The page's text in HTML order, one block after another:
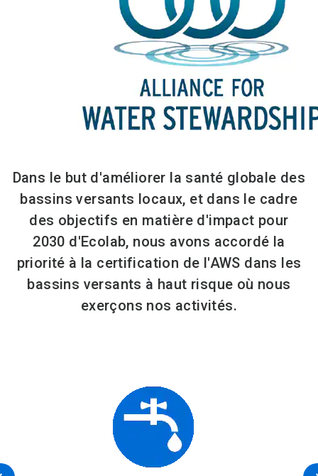
Dans le but d'améliorer la santé globale des
bassins versants locaux, et dans le cadre
des objectifs en matière d'impact pour
2030 d'Ecolab, nous avons accordé la
priorité à la certification de l'AWS dans les
bassins versants à haut risque où nous
exerçons nos activités.